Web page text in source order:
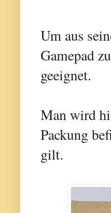
Um aus
Gamepad
geeignet.
Man wird
Packung
gilt.